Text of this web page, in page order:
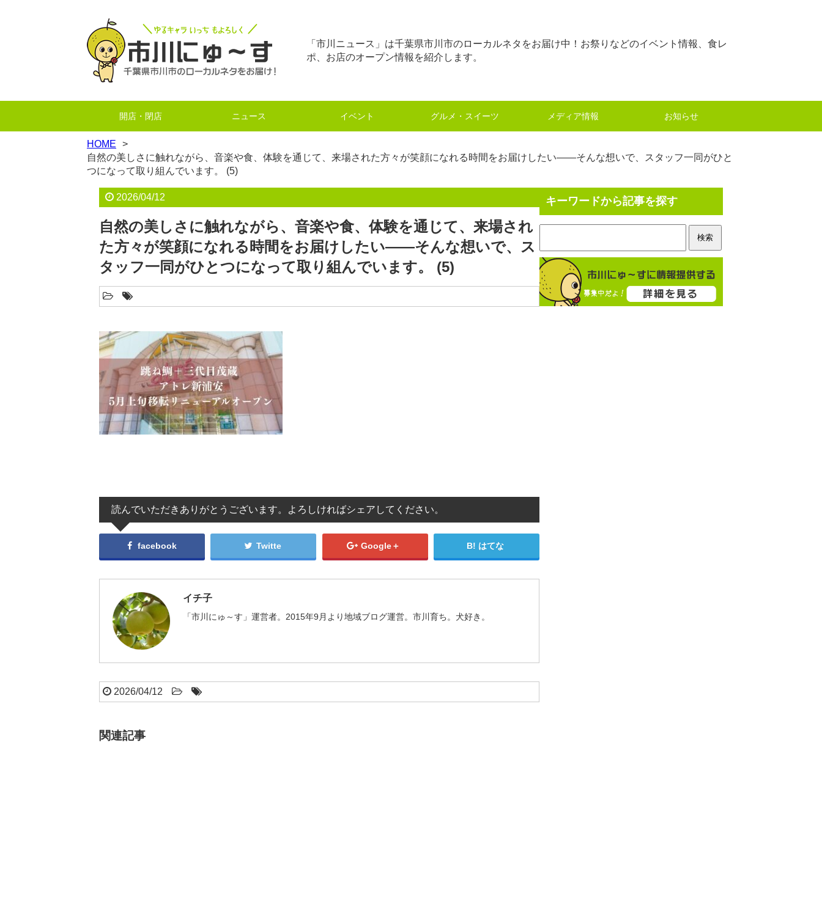
「市川ニュース」は千葉県市川市のローカルネタをお届け中！お祭りなどのイベント情報、食レ
ポ、お店のオープン情報を紹介します。
開店・閉店 ニュース イベント グルメ・スイーツ メディア情報 お知らせ
HOME
自然の美しさに触れながら、音楽や食、体験を通じて、来場された方々が笑顔になれる時間をお届けしたい――そんな想いで、スタッフ一同がひと
つになって取り組んでいます。 (5)
2026/04/12
自然の美しさに触れながら、音楽や食、体験を通じて、来場され
た方々が笑顔になれる時間をお届けしたい――そんな想いで、ス
タッフ一同がひとつになって取り組んでいます。 (5)
読んでいただきありがとうございます。よろしければシェアしてください。
facebook Twitte Google＋ はてな
イチ子
「市川にゅ～す」運営者。2015年9月より地域ブログ運営。市川育ち。犬好き。
2026/04/12
関連記事
キーワードから記事を探す